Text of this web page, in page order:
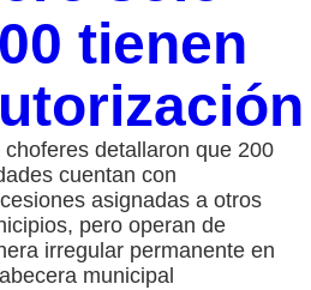
tienen
choferes detallaron que 200
cuentan con
asignadas a otros
pero operan de
irregular permanente en
municipal